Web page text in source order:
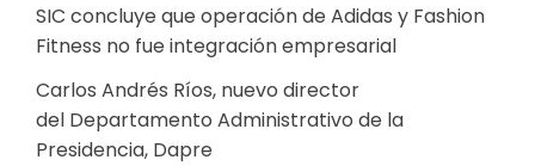
SIC concluye que operación de Adidas y Fashion
Fitness no fue integración empresarial
Carlos Andrés Ríos, nuevo director
del Departamento Administrativo de la
Presidencia, Dapre